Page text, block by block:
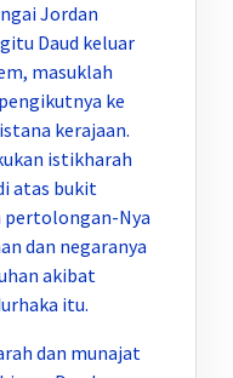
Jordan
Daud keluar
masuklah
ke
kerajaan.
istikharah
atas bukit
pertolongan-Nya
dan negaranya
akibat
itu.
dan munajat